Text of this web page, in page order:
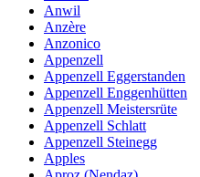
Anwil
Anzère
Anzonico
Appenzell
Appenzell Eggerstanden
Appenzell Enggenhütten
Appenzell Meistersrüte
Appenzell Schlatt
Appenzell Steinegg
Apples